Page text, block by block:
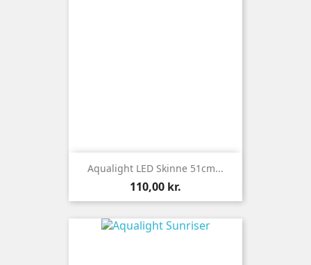
Aqualight LED Skinne 51cm...
Pris
110,00 kr.